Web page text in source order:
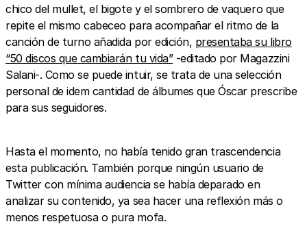
chico del mullet, el bigote y el sombrero de vaquero que
repite el mismo cabeceo para acompañar el ritmo de la
canción de turno añadida por edición, presentaba su libro
“50 discos que cambiarán tu vida”-editado por Magazzini
Salani-. Como se puede intuir, se trata de una selección
personal de idem cantidad de álbumes que Óscar prescribe
para sus seguidores.
Hasta el momento, no había tenido gran trascendencia
esta publicación. También porque ningún usuario de
Twitter con mínima audiencia se había deparado en
analizar su contenido, ya sea hacer una reflexión más o
menos respetuosa o pura mofa.